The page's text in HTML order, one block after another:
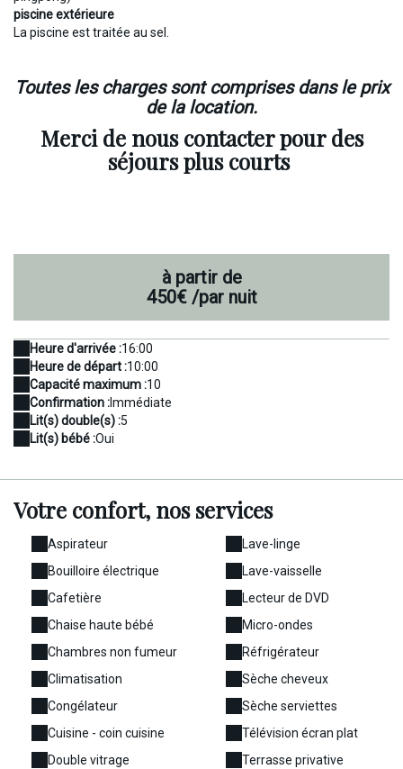
piscine extérieure
La piscine est traitée au sel.
Toutes les charges sont comprises dans le prix
de la location.
Merci de nous contacter pour des
séjours plus courts
à partir de
450€/par nuit
Heure d'arrivée :16:00
Heure de départ :10:00
Capacité maximum :10
Confirmation :Immédiate
Lit(s) double(s) :5
Lit(s) bébé :Oui
Votre confort, nos services
Aspirateur
Bouilloire électrique
Cafetière
Chaise haute bébé
Chambres non fumeur
Climatisation
Congélateur
Cuisine - coin cuisine
Double vitrage
Lave-linge
Lave-vaisselle
Lecteur de DVD
Micro-ondes
Réfrigérateur
Sèche cheveux
Sèche serviettes
Télévision écran plat
Terrasse privative